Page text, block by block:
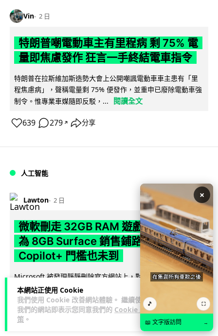
本網站正使用 Cookie
我們使用 Cookie 改善網站體驗。 繼續使用
我們的網站即表示您同意我們的 Cookie 政
策 。
Vin 2 日
特朗普嘲電動車主有里程病 剩 75% 電
量即焦慮發作 狂言一手終結電車指令
特朗普在拉斯維加斯造勢大會上公開嘲諷電動車車主患有「里
程焦慮病」，聲稱電量剩 75% 便發作，並重申已廢除電動車強
制令。惟專業車媒隨即反駁，...
閱讀全文
639 279 ↗ 分享
人工智能
Lawton 2 日
微軟刪走 32GB RAM 遊戲建議 分析:
為 8GB Surface 銷售鋪路 連自家
Copilot+ 門檻也未到
Microsoft 被發現靜靜刪除官方網站上，對遊戲玩家要為電腦配
置 32GB RAM 的建議。分析指微軟同時新推出的 8GB RAM 入
門... 閱讀全文
171
×
🎵 ⛶
📖 文字版訪問 →